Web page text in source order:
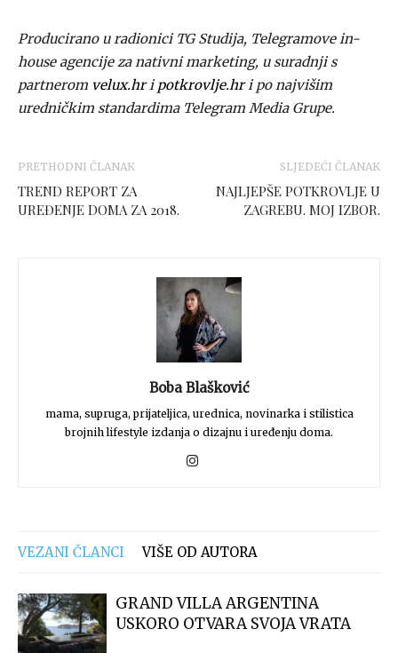
Producirano u radionici TG Studija, Telegramove in-
house agencije za nativni marketing, u suradnji s
partnerom velux.hripotkrovlje.hri po najvišim
uredničkim standardima Telegram Media Grupe.
PRETHODNI ČLANAK
TREND REPORT ZA
UREĐENJE DOMA ZA 2018.
SLJEDEĆI ČLANAK
NAJLJEPŠE POTKROVLJE U
ZAGREBU. MOJ IZBOR.
Boba Blašković
mama, supruga, prijateljica, urednica, novinarka i stilistica
brojnih lifestyle izdanja o dizajnu i uređenju doma.
VEZANI ČLANCI VIŠE OD AUTORA
GRAND VILLA ARGENTINA
USKORO OTVARA SVOJA VRATA